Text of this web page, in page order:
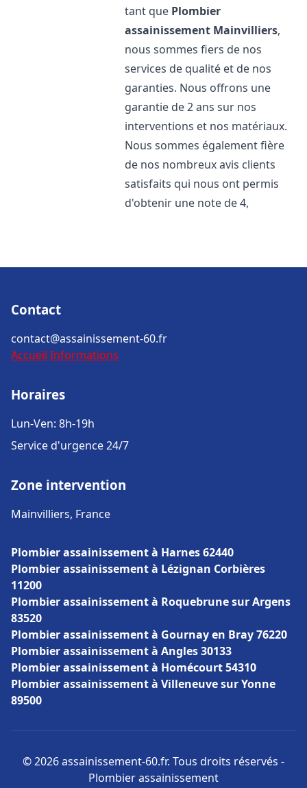
tant que Plombier
assainissement Mainvilliers,
nous sommes fiers de nos
services de qualité et de nos
garanties. Nous offrons une
garantie de 2 ans sur nos
interventions et nos matériaux.
Nous sommes également fière
de nos nombreux avis clients
satisfaits qui nous ont permis
d'obtenir une note de 4,
Contact
contact@assainissement-60.fr
Accueil Informations
Horaires
Lun-Ven: 8h-19h
Service d'urgence 24/7
Zone intervention
Mainvilliers, France
Plombier assainissement à Harnes 62440
Plombier assainissement à Lézignan Corbières
11200
Plombier assainissement à Roquebrune sur Argens
83520
Plombier assainissement à Gournay en Bray 76220
Plombier assainissement à Angles 30133
Plombier assainissement à Homécourt 54310
Plombier assainissement à Villeneuve sur Yonne
89500
© 2026 assainissement-60.fr. Tous droits réservés -
Plombier assainissement